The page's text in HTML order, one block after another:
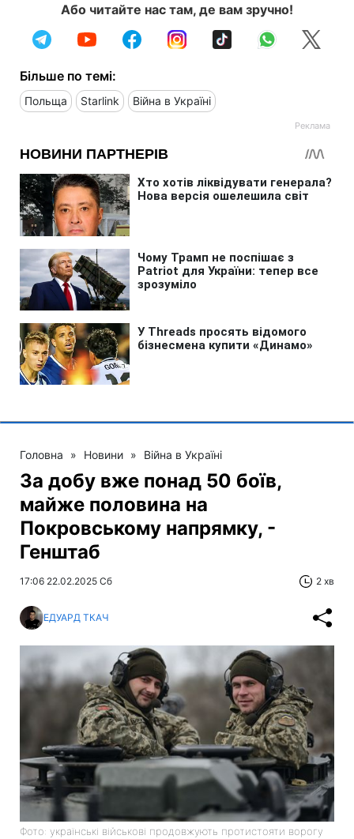
Або читайте нас там, де вам зручно!
Більше по темі:
Польща Starlink Війна в Україні
Головна » Новини » Війна в Україні
За добу вже понад 50 боїв,
майже половина на
Покровському напрямку, -
Генштаб
17:06 22.02.2025 Сб 2 хв
ЕДУАРД ТКАЧ
Фото: українські військові продовжують протистояти ворогу